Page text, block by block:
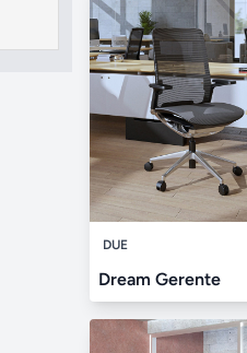
DUE
Dream Gerente